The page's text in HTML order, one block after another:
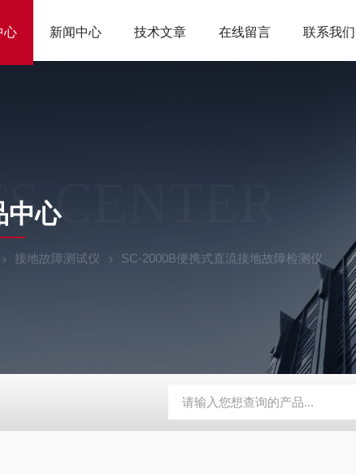
心 新闻中心 技术文章 在线留言 联系我们
CENTER
中心
接地故障测试仪 SC-2000B便携式直流接地故障检测仪